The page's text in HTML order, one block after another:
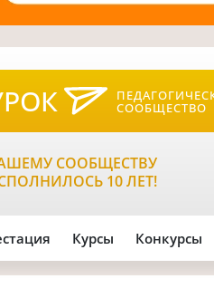
СООБЩЕСТВО
СООБЩЕСТВУ
10 ЛЕТ!
Курсы Конкурсы